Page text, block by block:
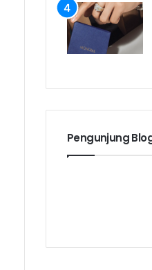
Pengunjung